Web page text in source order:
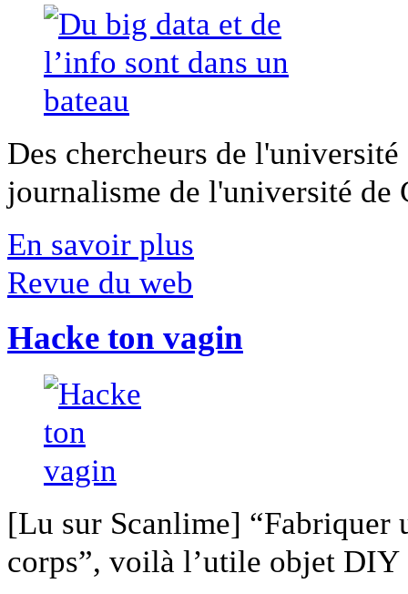
Des chercheurs de
journalisme de l'université
En savoir plus
Revue du web
Hacke ton vagin
[Lu sur Scanlime] “Fabriquer
corps”, voilà l’utile objet